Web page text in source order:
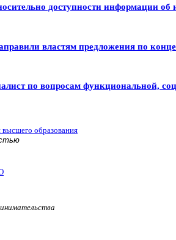
доступности информации
властям предложения по
по вопросам функциональной,
образования